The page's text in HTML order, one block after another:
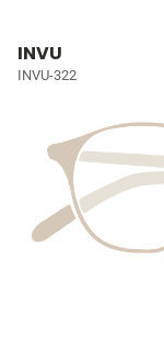
INVU
INVU-322